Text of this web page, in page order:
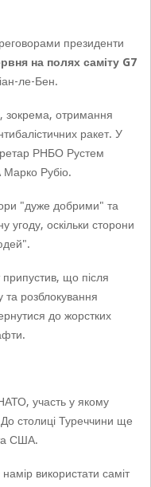
президенти
на полях саміту G7
ле-Бен.
зокрема, отримання
ракет. У
РНБО Рустем
Рубіо.
"дуже добрими" та
угоду, оскільки сторони
що після
та розблокування
до жорстких
участь у якому
столиці Туреччини ще
США.
використати саміт